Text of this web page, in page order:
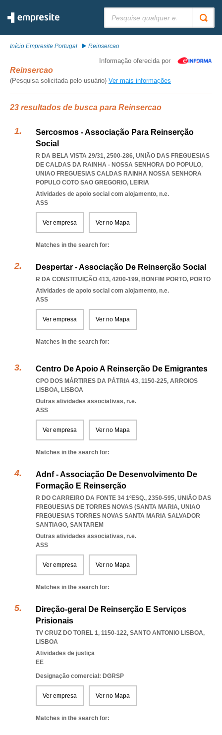
Início Empresite Portugal Reinsercao
Informação oferecida por
Reinsercao
(Pesquisa solicitada pelo usuário) Ver mais informações
23 resultados de busca para Reinsercao
Sercosmos - Associação Para Reinserção
Social
R DA BELA VISTA 29/31, 2500-286, UNIÃO DAS FREGUESIAS
DE CALDAS DA RAINHA - NOSSA SENHORA DO POPULO,
UNIAO FREGUESIAS CALDAS RAINHA NOSSA SENHORA
POPULO COTO SAO GREGORIO, LEIRIA
Atividades de apoio social com alojamento, n.e.
ASS
Ver empresa Ver no Mapa
Matches in the search for:
Despertar - Associação De Reinserção Social
R DA CONSTITUIÇÃO 413, 4200-199, BONFIM PORTO, PORTO
Atividades de apoio social com alojamento, n.e.
ASS
Ver empresa Ver no Mapa
Matches in the search for:
Centro De Apoio A Reinserção De Emigrantes
CPO DOS MÁRTIRES DA PÁTRIA 43, 1150-225, ARROIOS
LISBOA, LISBOA
Outras atividades associativas, n.e.
ASS
Ver empresa Ver no Mapa
Matches in the search for:
Adnf - Associação De Desenvolvimento De
Formação E Reinserção
R DO CARREIRO DA FONTE 34 1ºESQ., 2350-595, UNIÃO DAS
FREGUESIAS DE TORRES NOVAS (SANTA MARIA, UNIAO
FREGUESIAS TORRES NOVAS SANTA MARIA SALVADOR
SANTIAGO, SANTAREM
Outras atividades associativas, n.e.
ASS
Ver empresa Ver no Mapa
Matches in the search for:
Direção-geral De Reinserção E Serviços
Prisionais
TV CRUZ DO TOREL 1, 1150-122, SANTO ANTONIO LISBOA,
LISBOA
Atividades de justiça
EE
Designação comercial: DGRSP
Ver empresa Ver no Mapa
Matches in the search for: